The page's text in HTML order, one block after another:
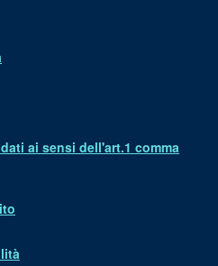
ai sensi dell'art.1 comma